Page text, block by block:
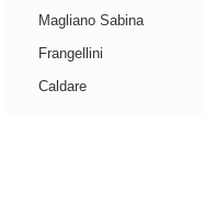
Magliano Sabina
Frangellini
Caldare